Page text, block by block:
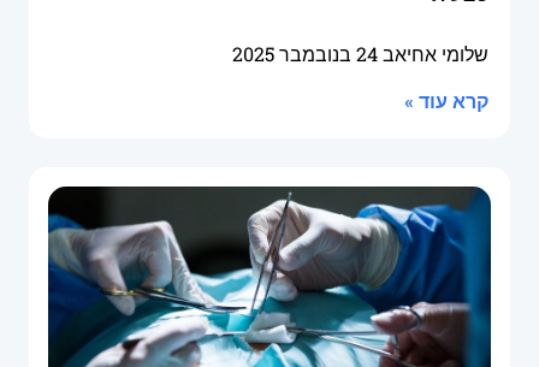
שלומי אחיאב24 בנובמבר 2025
קרא עוד »